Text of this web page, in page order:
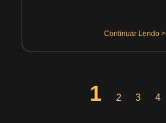
Continuar Lendo >
1 2 3 4